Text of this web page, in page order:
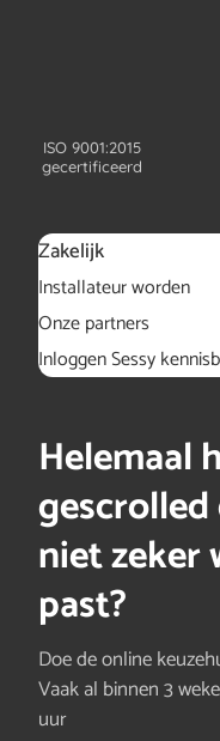
ISO 9001:2015
gecertificeerd
Zakelijk
Installateur worden
Onze partners
Inloggen Sessy
Helemaal
niet zeker
past?
Doe de online
Vaak al binnen 3
uur